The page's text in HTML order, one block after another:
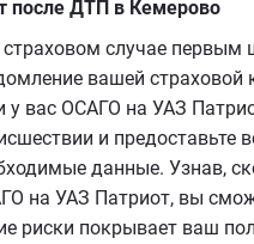
после ДТП в Кемерово
случае первым
вашей страховой
у вас ОСАГО на УАЗ
и предоставьте
данные. Узнав,
на УАЗ Патриот, вы
риски покрывает ваш